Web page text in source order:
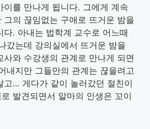
이를 만나게 됩니다. 그에게 계속
그의 끊임없는 구애로 뜨거운 밤을
다. 아내는 법학계 교수로 어느때
갔는데 강의실에서 뜨거운 밤을
사와 수강생의 관계로 만나게 되면
내지만 그들만의 관계는 끊을려고
고… 게다가 같이 놀러갔던 절친이
발견되면서 알마의 인생은 꼬이